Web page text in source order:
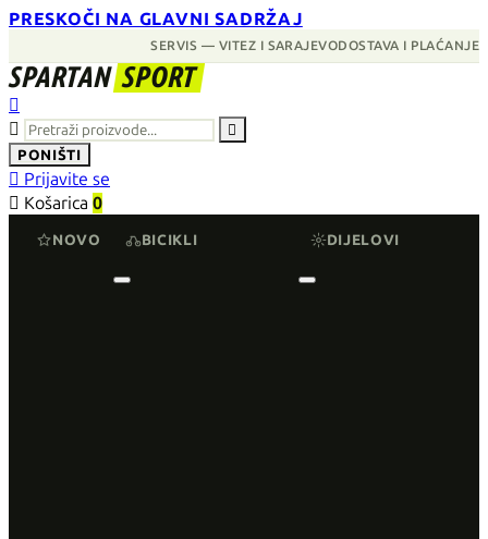
PRESKOČI NA GLAVNI SADRŽAJ
SERVIS — VITEZ I SARAJEVODOSTAVA I PLAĆANJE
SPARTAN SPORT



PONIŠTI
 Prijavite se
 Košarica 0
NOVO BICIKLI DIJELOVI